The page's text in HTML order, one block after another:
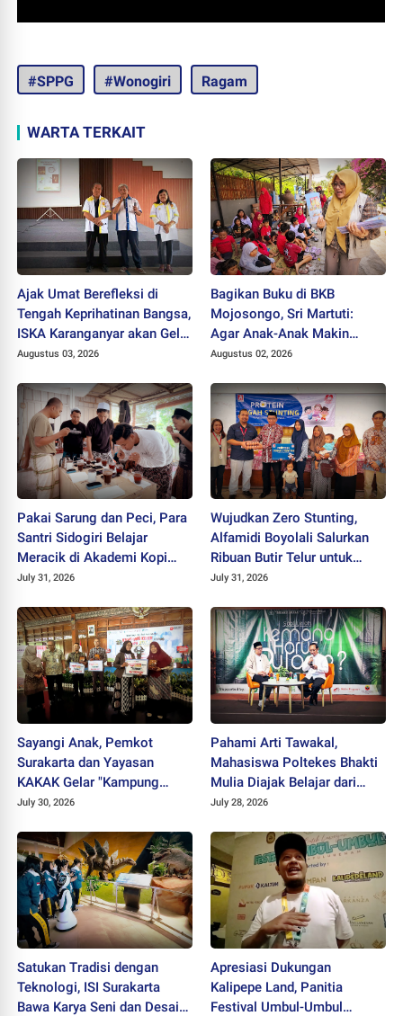
#SPPG #Wonogiri Ragam
WARTA TERKAIT
Ajak Umat Berefleksi di
Tengah Keprihatinan Bangsa,
ISKA Karanganyar akan Gelar
"Mlampah Ziarah"
Augustus 03, 2026
Bagikan Buku di BKB
Mojosongo, Sri Martuti:
Agar Anak-Anak Makin
Kreatif
Augustus 02, 2026
Pakai Sarung dan Peci, Para
Santri Sidogiri Belajar
Meracik di Akademi Kopi
Santri
July 31, 2026
Wujudkan Zero Stunting,
Alfamidi Boyolali Salurkan
Ribuan Butir Telur untuk
Balita Sleman
July 31, 2026
Sayangi Anak, Pemkot
Surakarta dan Yayasan
KAKAK Gelar "Kampung
Keren Tanpa Rokok Award
July 30, 2026
Pahami Arti Tawakal,
Mahasiswa Poltekes Bhakti
Mulia Diajak Belajar dari
Cicak
July 28, 2026
Satukan Tradisi dengan
Teknologi, ISI Surakarta
Bawa Karya Seni dan Desain
Apresiasi Dukungan
Kalipepe Land, Panitia
Festival Umbul-Umbul